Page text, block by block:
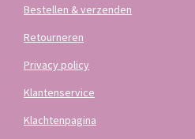
Bestellen & verzenden
Retourneren
Privacy policy
Klantenservice
Klachtenpagina